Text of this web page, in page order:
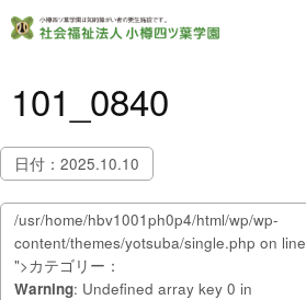
101_0840
日付：2025.10.10
/usr/home/hbv1001ph0p4/html/wp/wp-
content/themes/yotsuba/single.php on line
">カテゴリー：
Warning: Undefined array key 0 in